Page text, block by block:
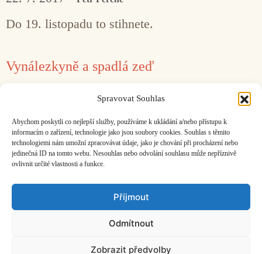
Spravovat Souhlas
Abychom poskytli co nejlepší služby, používáme k ukládání a/nebo přístupu k
informacím o zařízení, technologie jako jsou soubory cookies. Souhlas s těmito
technologiemi nám umožní zpracovávat údaje, jako je chování při procházení nebo
jedinečná ID na tomto webu. Nesouhlas nebo odvolání souhlasu může nepříznivě
ovlivnit určité vlastnosti a funkce.
Příjmout
Odmítnout
Zobrazit předvolby
Do 19. listopadu to stihnete.
Vynálezkyně a spadlá zeď
Dvě výročí, která jsme si měli připomenout
včera.